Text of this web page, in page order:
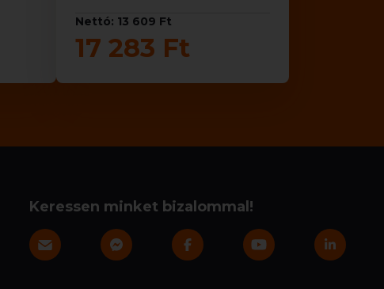
Nettó: 13 609 Ft
17 283 Ft
Keressen minket bizalommal!